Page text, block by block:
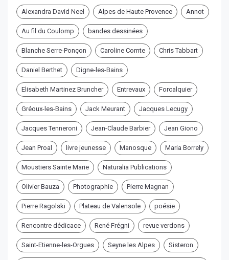
Alexandra David Neel Alpes de Haute Provence Annot
Au fil du Coulomp bandes dessinées
Blanche Serre-Ponçon Caroline Comte Chris Tabbart
Daniel Berthet Digne-les-Bains
Elisabeth Martinez Bruncher Entrevaux Forcalquier
Gréoux-les-Bains Jack Meurant Jacques Lecugy
Jacques Tenneroni Jean-Claude Barbier Jean Giono
Jean Proal livre jeunesse Manosque Maria Borrely
Moustiers Sainte Marie Naturalia Publications
Olivier Bauza Photographie Pierre Magnan
Pierre Ragolski Plateau de Valensole poésie
Rencontre dédicace René Frégni revue verdons
Saint-Etienne-les-Orgues Seyne les Alpes Sisteron